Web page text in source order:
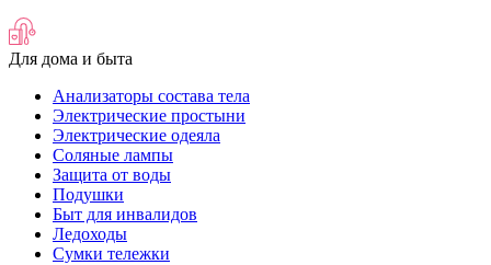
Для дома и быта
Анализаторы состава тела
Электрические простыни
Электрические одеяла
Соляные лампы
Защита от воды
Подушки
Быт для инвалидов
Ледоходы
Сумки тележки